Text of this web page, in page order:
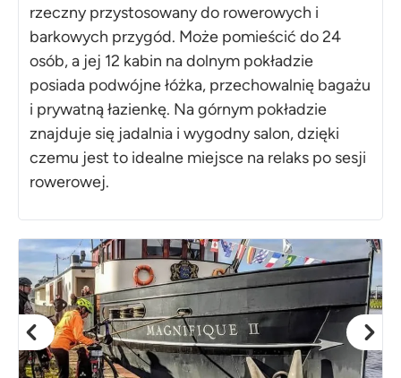
rzeczny przystosowany do rowerowych i
barkowych przygód. Może pomieścić do 24
osób, a jej 12 kabin na dolnym pokładzie
posiada podwójne łóżka, przechowalnię bagażu
i prywatną łazienkę. Na górnym pokładzie
znajduje się jadalnia i wygodny salon, dzięki
czemu jest to idealne miejsce na relaks po sesji
rowerowej.